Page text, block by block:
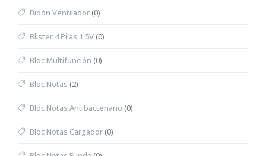
Bidón Ventilador(0)
Blister 4 Pilas 1,5V(0)
Bloc Multifunción (0)
Bloc Notas (2)
Bloc Notas Antibacteriano (0)
Bloc Notas Cargador(0)